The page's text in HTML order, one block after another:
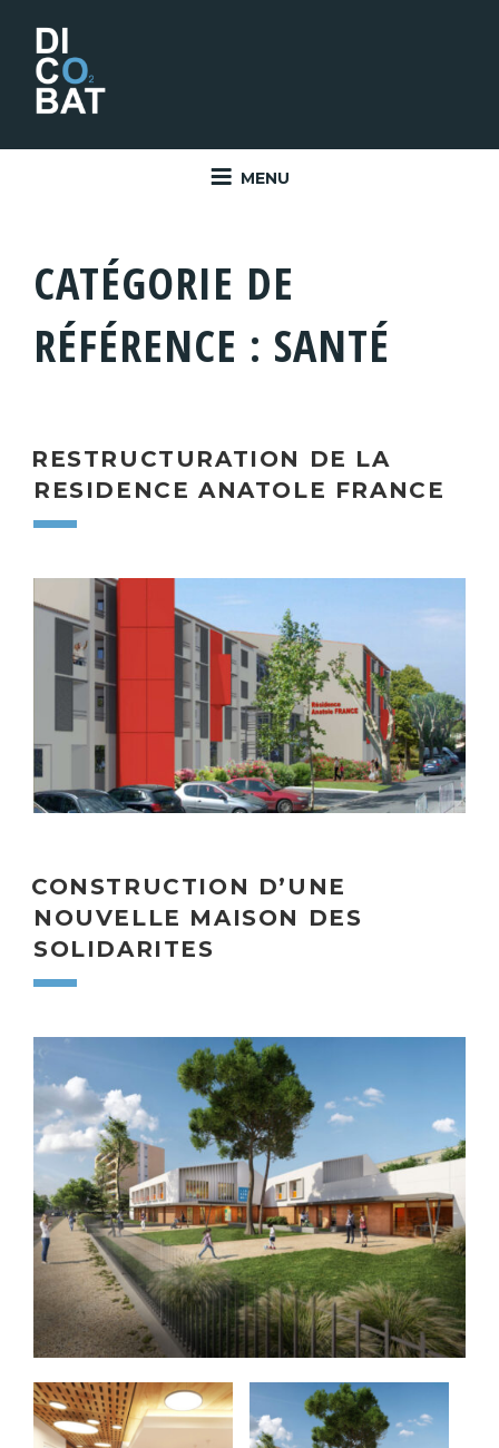
contenu
principal
MENU
CATÉGORIE DE
RÉFÉRENCE : SANTÉ
RESTRUCTURATION DE LA
RESIDENCE ANATOLE FRANCE
CONSTRUCTION D’UNE
NOUVELLE MAISON DES
SOLIDARITES